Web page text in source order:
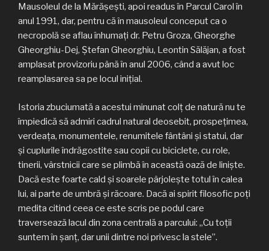
Mausoleul de la Mărăşeşti, apoi readus în Parcul Carol în
anul 1991, dar, pentru că în mausoleul conceput ca o
necropolă se aflau înhumaţi dr. Petru Groza, Gheorghe
Gheorghiu-Dej, Ştefan Gheorghiu, Leontin Sălăjan, a fost
amplasat provizoriu până în anul 2006, când a avut loc
reamplasarea sa pe locul iniţial.
Istoria zbuciumată a acestui minunat colţ de natură nu te
împiedică să admiri cadrul natural deosebit, prospeţimea,
verdeaţa, monumentele, renumitele fântâni şi statui, dar
şi cuplurile îndrăgostite sau copii cu biciclete, cu role,
tinerii, vârstnicii care se plimbă în această oază de linişte.
Dacă este foarte cald şi soarele pârjoleşte totul în calea
lui, ai parte de umbră şi răcoare. Dacă ai spirit filosofic poţi
medita citind ceea ce este scris pe podul care
traversează lacul din zona centrală a parcului: „Cu toţii
suntem în şanţ, dar unii dintre noi privesc la stele”.